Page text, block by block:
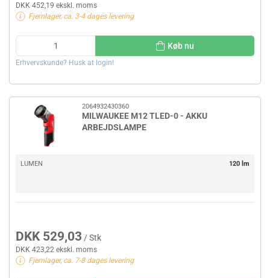
DKK 452,19 ekskl. moms
Fjernlager, ca. 3-4 dages levering
Køb nu
Erhvervskunde? Husk at login!
2064932430360
MILWAUKEE M12 TLED-0 - AKKU
ARBEJDSLAMPE
LUMEN 120 lm
DKK 529,03 / Stk
DKK 423,22 ekskl. moms
Fjernlager, ca. 7-8 dages levering